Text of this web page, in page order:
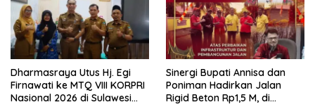
Dharmasraya Utus Hj. Egi
Firnawati ke MTQ VIII KORPRI
Nasional 2026 di Sulawesi
Sinergi Bupati Annisa dan
Poniman Hadirkan Jalan
Rigid Beton Rp1,5 M, di